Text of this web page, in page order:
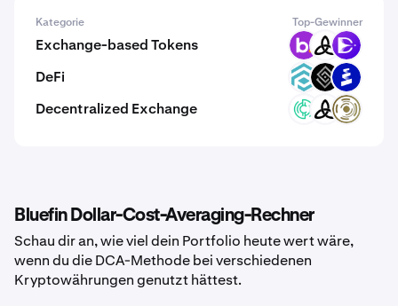
Kategorie Top-Gewinner
Exchange-based Tokens BNS MDEX DXP
DeFi TRADE DECT PROS
Decentralized Exchange ZIX MDEX ADO
Bluefin Dollar-Cost-Averaging-Rechner
Schau dir an, wie viel dein Portfolio heute wert wäre,
wenn du die DCA-Methode bei verschiedenen
Kryptowährungen genutzt hättest.